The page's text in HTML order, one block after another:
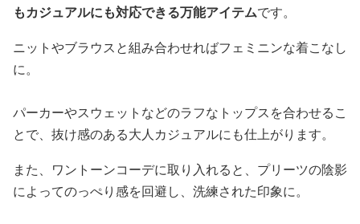
もカジュアルにも対応できる万能アイテムです。
ニットやブラウスと組み合わせればフェミニンな着こなし
に。
パーカーやスウェットなどのラフなトップスを合わせるこ
とで、抜け感のある大人カジュアルにも仕上がります。
また、ワントーンコーデに取り入れると、プリーツの陰影
によってのっぺり感を回避し、洗練された印象に。